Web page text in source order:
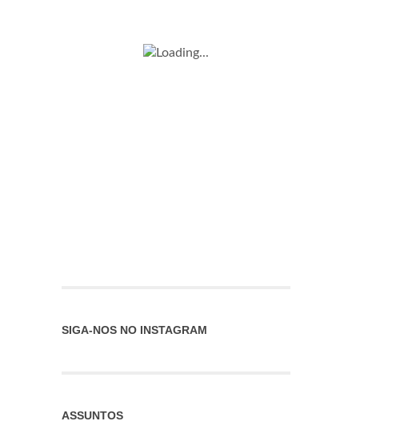
SIGA-NOS NO INSTAGRAM
ASSUNTOS